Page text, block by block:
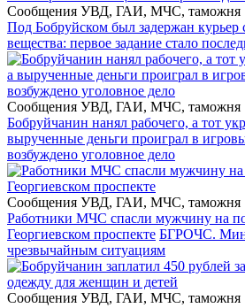
Сообщения УВД, ГАИ, МЧС, таможня
Под Бобруйском был задержан курьер
вещества: первое задание стало
Сообщения УВД, ГАИ, МЧС, таможня
Бобруйчанин нанял рабочего, а тот
вырученные деньги проиграл в
возбуждено уголовное дело
Сообщения УВД, ГАИ, МЧС, таможня
Работники МЧС спасли мужчину на
Георгиевском проспекте БГРОЧС.
чрезвычайным ситуациям
Сообщения УВД, ГАИ, МЧС, таможня